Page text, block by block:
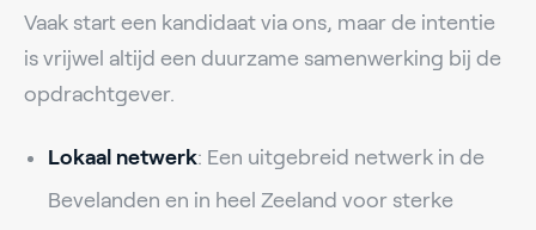
Vaak start een kandidaat via ons, maar de intentie
is vrijwel altijd een duurzame samenwerking bij de
opdrachtgever.
Lokaal netwerk: Een uitgebreid netwerk in de
Bevelanden en in heel Zeeland voor sterke